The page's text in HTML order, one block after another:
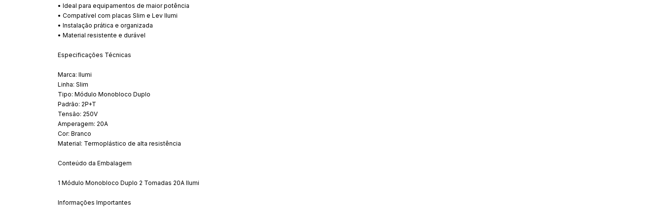
• Ideal para equipamentos de maior potência
• Compatível com placas Slim e Lev Ilumi
• Instalação prática e organizada
• Material resistente e durável
Especificações Técnicas
Marca: Ilumi
Linha: Slim
Tipo: Módulo Monobloco Duplo
Padrão: 2P+T
Tensão: 250V
Amperagem: 20A
Cor: Branco
Material: Termoplástico de alta resistência
Conteúdo da Embalagem
1 Módulo Monobloco Duplo 2 Tomadas 20A Ilumi
Informações Importantes